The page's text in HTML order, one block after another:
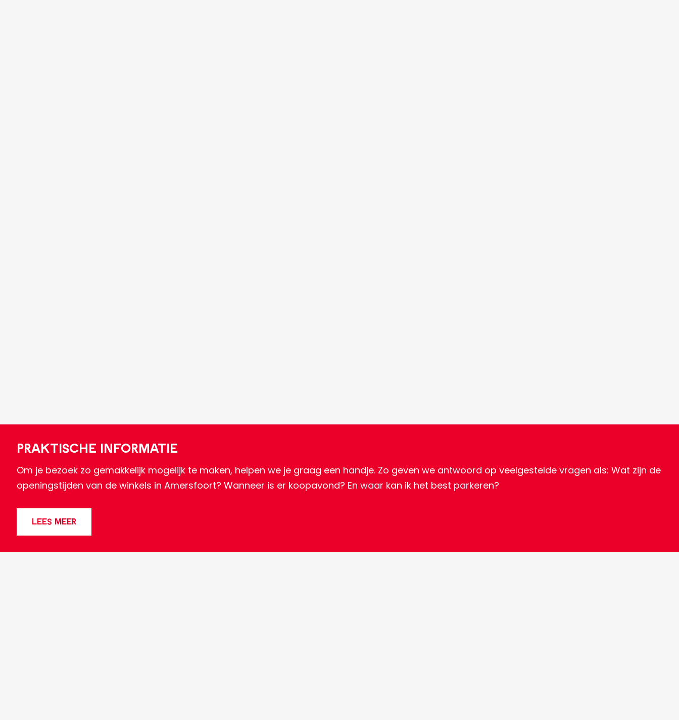
Praktische informatie
Om je bezoek zo gemakkelijk mogelijk te maken, helpen we je graag een handje. Zo geven we antwoord op veelgestelde vragen als: Wat zijn de
openingstijden van de winkels in Amersfoort? Wanneer is er koopavond? En waar kan ik het best parkeren?
LEES MEER